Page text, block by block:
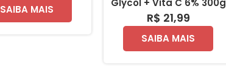
SAIBA MAIS
Glycol + Vita C 6% 300g
R$ 21,99
SAIBA MAIS